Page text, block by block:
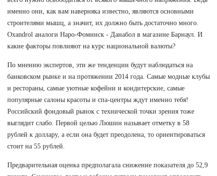
именно они, как вам наверняка известно, являются основными
строителями мышц, а значит, их должно быть достаточно много.
Oxandrol аналоги Наро-Фоминск - Данабол в магазине Барнаул. И
какие факторы повлияют на курс национальной валюты?
По мнению экспертов, эти же тенденции будут наблюдаться на
банковском рынке и на протяжении 2014 года. Самые модные клубы
и рестораны, самые уютные кофейни и кондитерские, самые
популярные салоны красоты и спа-центры ждут именно тебя!
Российский фондовый рынок с технической точки зрения тоже
выглядит слабо. Первой целью Люшин называет отметку в 58
рублей к доллару, а если она будет преодолена, то ориентироваться
стоит на 55 рублей.
Предварительная оценка предполагала снижение показателя до 52,9